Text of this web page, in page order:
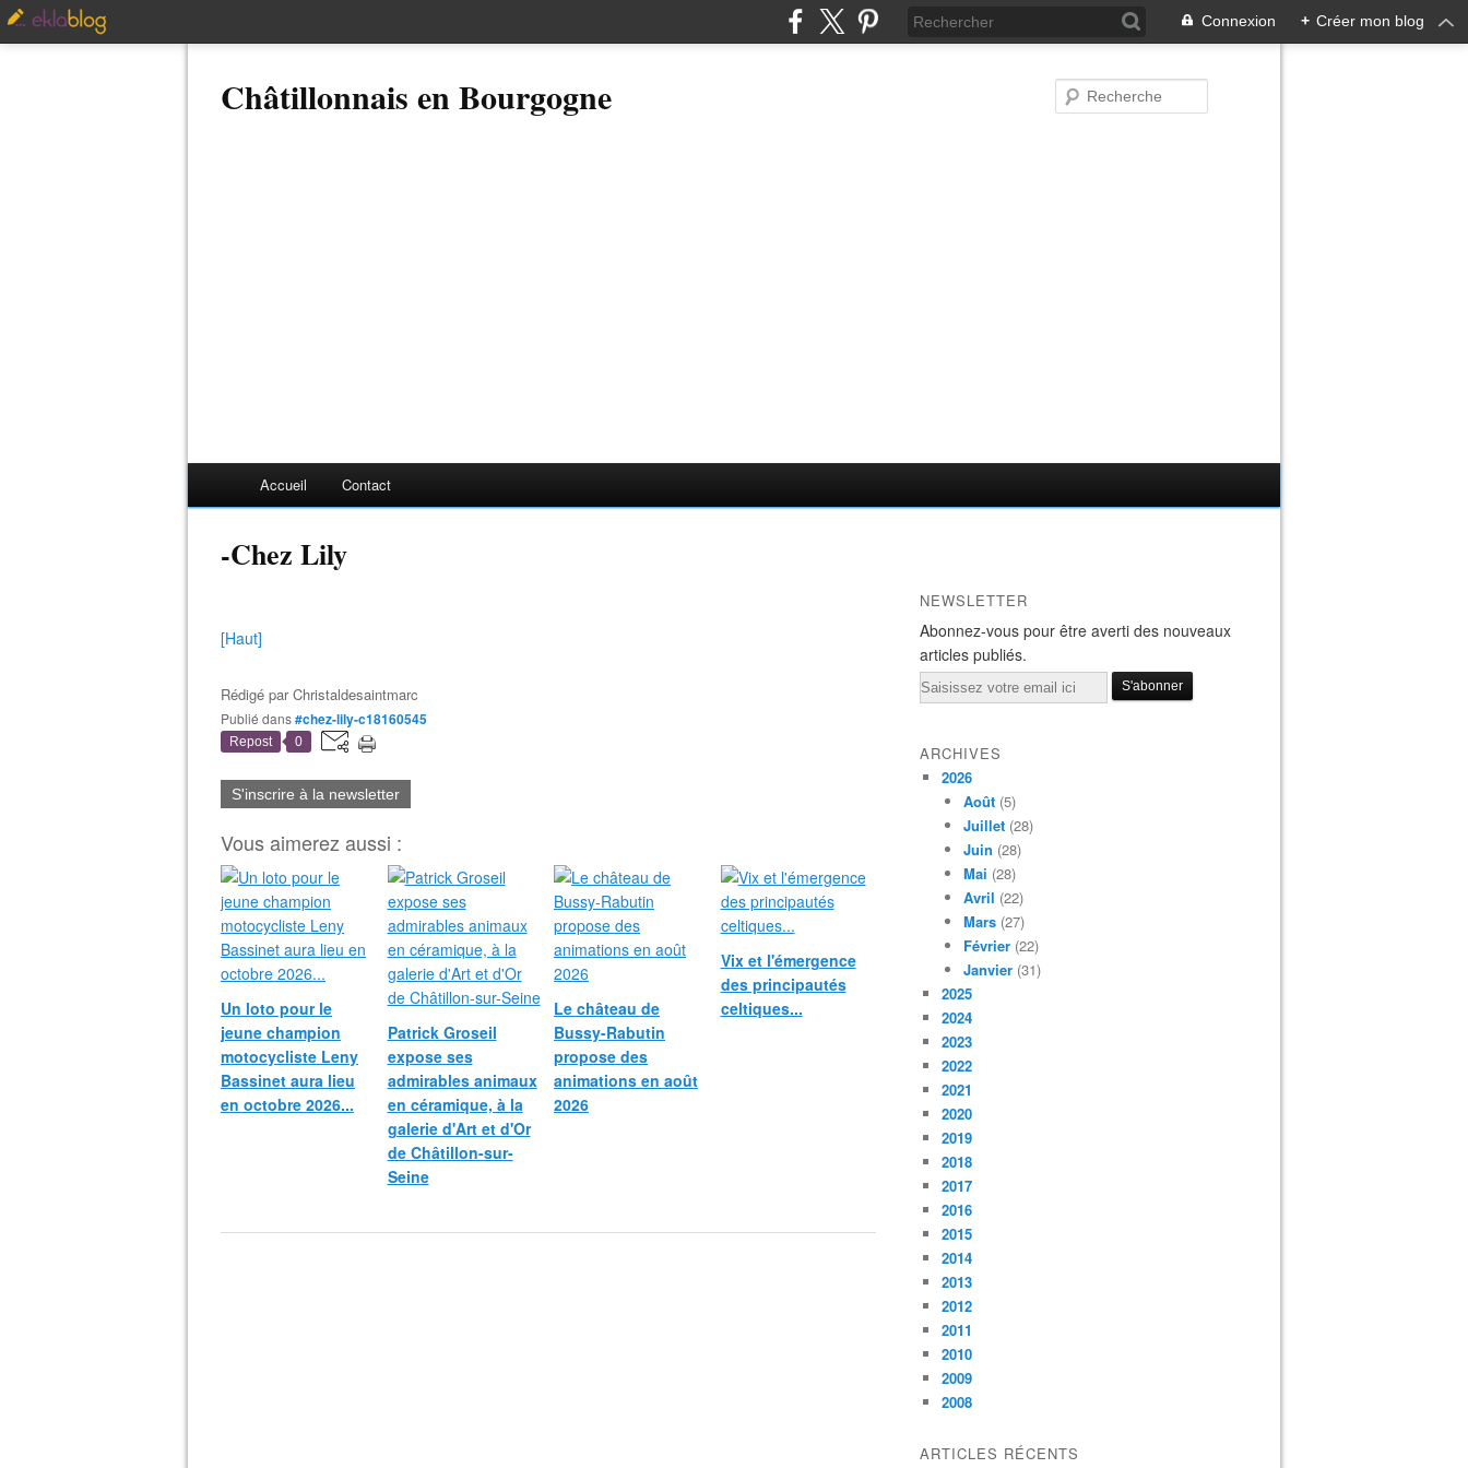
Connexion + Créer mon blog
Châtillonnais en Bourgogne
Accueil Contact
-Chez Lily
[Haut]
Rédigé parChristaldesaintmarc
Publié dans#chez-lily-c18160545
Repost 0
S'inscrire à la newsletter
Vous aimerez aussi :
Un loto pour le
jeune champion
motocycliste Leny
Bassinet aura lieu
en octobre 2026...
Patrick Groseil
expose ses
admirables animaux
en céramique, à la
galerie d'Art et d'Or
de Châtillon-sur-
Seine
Le château de
Bussy-Rabutin
propose des
animations en août
2026
Vix et l'émergence
des principautés
celtiques...
NEWSLETTER
Abonnez-vous pour être averti des nouveaux
articles publiés.
Email
ARCHIVES
2026
Août (5)
Juillet (28)
Juin (28)
Mai (28)
Avril (22)
Mars (27)
Février (22)
Janvier (31)
2025
2024
2023
2022
2021
2020
2019
2018
2017
2016
2015
2014
2013
2012
2011
2010
2009
2008
ARTICLES RÉCENTS